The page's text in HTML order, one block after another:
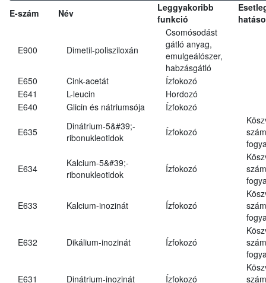
E-szám Név
Leggyakoribb
funkció
E900 Dimetil-polisziloxán
Csomósodást
gátló anyag,
emulgeálószer,
habzásgátló
E650
Cink-acetát
Ízfokozó
E641
L-leucin
Hordozó
E640
Glicin és nátriumsója Ízfokozó
E635
Dinátrium-5&#39;-
ribonukleotidok
Ízfokozó
E634
Kalcium-5&#39;-
ribonukleotidok
Ízfokozó
E633 Kalcium-inozinát Ízfokozó
E632 Dikálium-inozinát Ízfokozó
E631 Dinátrium-inozinát Ízfokozó